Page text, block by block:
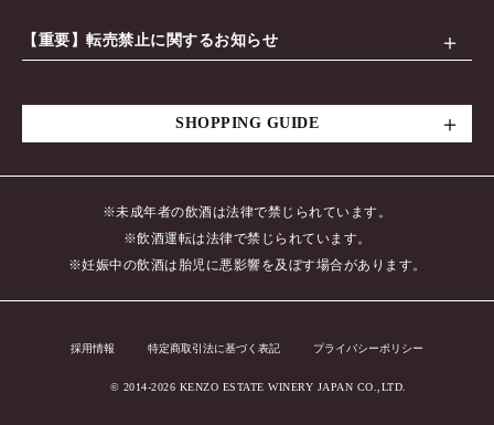
【重要】転売禁止に関するお知らせ
SHOPPING GUIDE
※未成年者の飲酒は法律で禁じられています。
※飲酒運転は法律で禁じられています。
※妊娠中の飲酒は胎児に悪影響を及ぼす場合があります。
採用情報 特定商取引法に基づく表記 プライバシーポリシー
© 2014-2026 KENZO ESTATE WINERY JAPAN CO.,LTD.